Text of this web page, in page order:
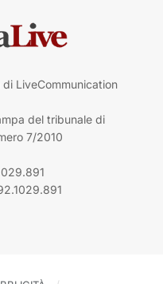
LiveCommunication
del tribunale di
7/2010